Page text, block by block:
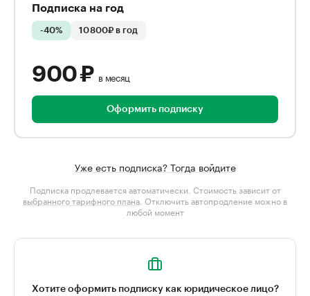
Подписка на год
-40% 10 800₽ в год
900 ₽ в месяц
Оформить подписку
Уже есть подписка? Тогда войдите
Подписка продлевается автоматически. Стоимость зависит от
выбранного тарифного плана . Отключить автопродление можно в
любой момент
Хотите оформить подписку как юридическое лицо?